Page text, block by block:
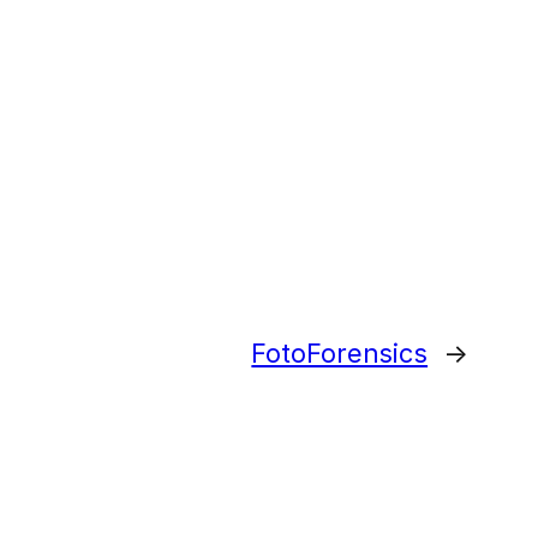
FotoForensics →